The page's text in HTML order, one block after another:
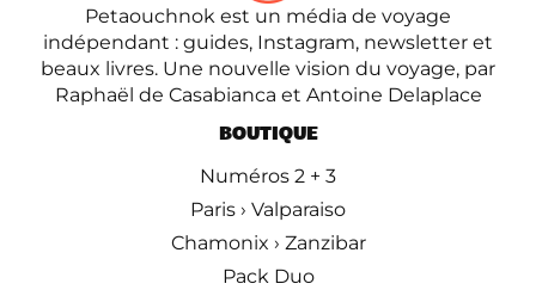
Petaouchnok est un média de voyage
indépendant : guides, Instagram, newsletter et
beaux livres. Une nouvelle vision du voyage, par
Raphaël de Casabianca et Antoine Delaplace
BOUTIQUE
Numéros 2 + 3
Paris › Valparaiso
Chamonix › Zanzibar
Pack Duo